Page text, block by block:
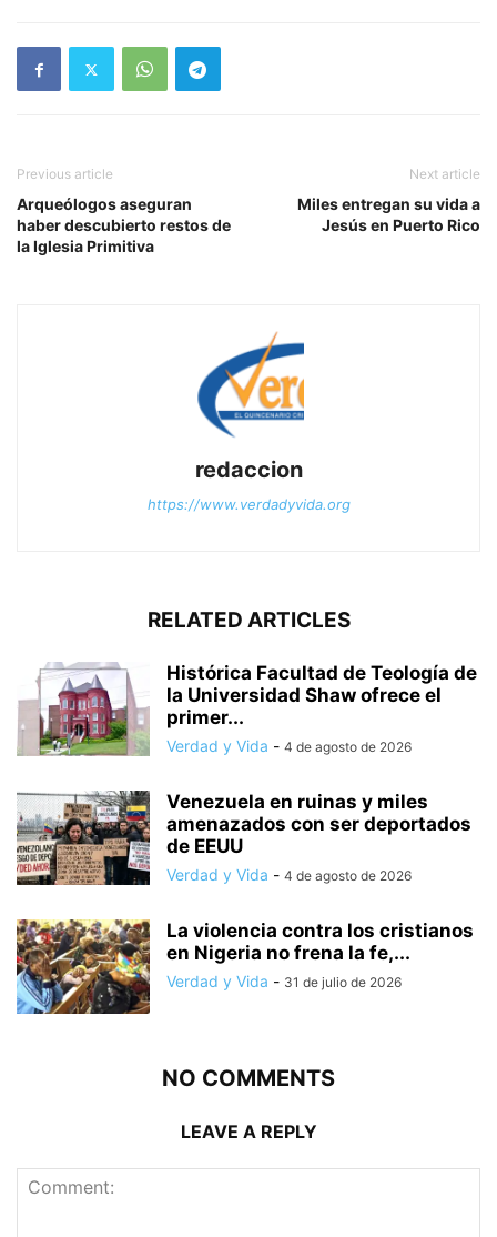
Previous article
Arqueólogos aseguran
haber descubierto restos de
la Iglesia Primitiva
Next article
Miles entregan su vida a
Jesús en Puerto Rico
redaccion
https://www.verdadyvida.org
RELATED ARTICLES
Histórica Facultad de Teología de
la Universidad Shaw ofrece el
primer...
Verdad y Vida - 4 de agosto de 2026
Venezuela en ruinas y miles
amenazados con ser deportados
de EEUU
Verdad y Vida - 4 de agosto de 2026
La violencia contra los cristianos
en Nigeria no frena la fe,...
Verdad y Vida - 31 de julio de 2026
NO COMMENTS
LEAVE A REPLY